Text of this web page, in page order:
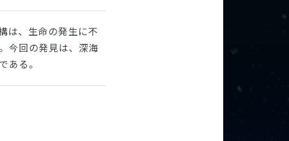
は、生命の発生に不
今回の発見は、深海
ある。